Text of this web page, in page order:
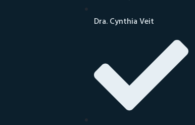
Dra. Cynthia Veit